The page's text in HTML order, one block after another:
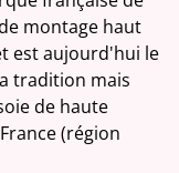
montage haut
est aujourd'hui le
tradition mais
de haute
(région